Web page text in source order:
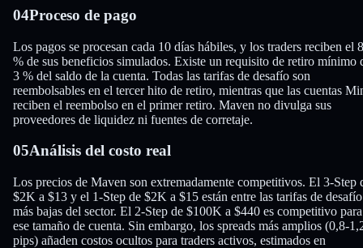
04Proceso de pago
Los pagos se procesan cada 10 días hábiles, y los traders reciben el
% de sus beneficios simulados. Existe un requisito de retiro mínimo
3 % del saldo de la cuenta. Todas las tarifas de desafío son
reembolsables en el tercer hito de retiro, mientras que las cuentas
reciben el reembolso en el primer retiro. Maven no divulga sus
proveedores de liquidez ni fuentes de corretaje.
05Análisis del costo real
Los precios de Maven son extremadamente competitivos. El 3-Step
$2K a $13 y el 1-Step de $2K a $15 están entre las tarifas de desafío
más bajas del sector. El 2-Step de $100K a $440 es competitivo para
ese tamaño de cuenta. Sin embargo, los spreads más amplios (0,8-
pips) añaden costos ocultos para traders activos, estimados en